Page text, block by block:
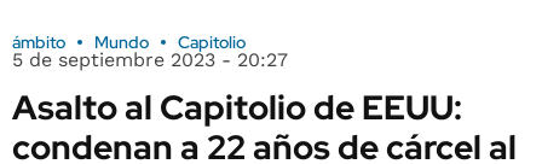
ámbito Mundo Capitolio
5 de septiembre 2023 - 20:27
Asalto al Capitolio de EEUU:
condenan a 22 años de cárcel al